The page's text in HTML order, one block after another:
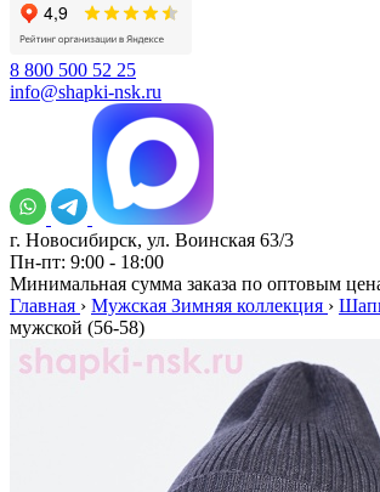
8 800 500 52 25
info@shapki-nsk.ru
г. Новосибирск, ул. Воинская 63/3
Пн-пт: 9:00 - 18:00
Минимальная сумма заказа по оптовым
Главная › Мужская Зимняя коллекция ›
мужской (56-58)